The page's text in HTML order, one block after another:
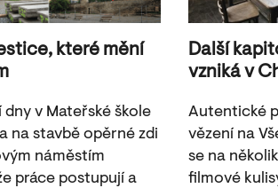
které mění
v Mateřské škole
na stavbě opěrné zdi
náměstím
práce postupují a
Další
vzniká v
Autentické
vězení na
se na
filmové